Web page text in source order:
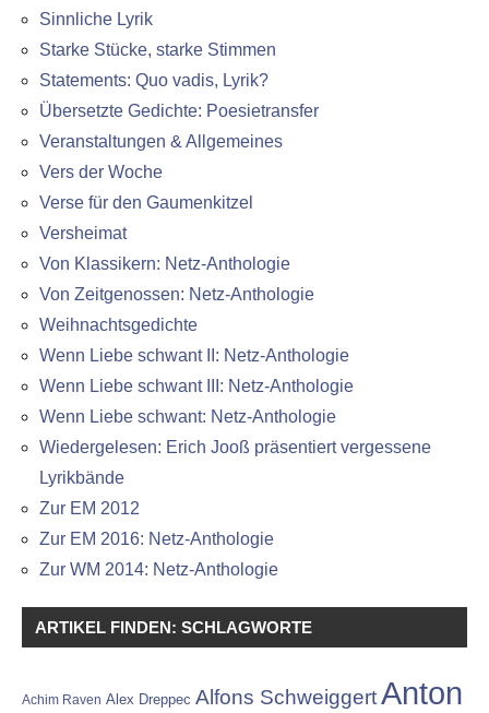
Sinnliche Lyrik
Starke Stücke, starke Stimmen
Statements: Quo vadis, Lyrik?
Übersetzte Gedichte: Poesietransfer
Veranstaltungen & Allgemeines
Vers der Woche
Verse für den Gaumenkitzel
Versheimat
Von Klassikern: Netz-Anthologie
Von Zeitgenossen: Netz-Anthologie
Weihnachtsgedichte
Wenn Liebe schwant II: Netz-Anthologie
Wenn Liebe schwant III: Netz-Anthologie
Wenn Liebe schwant: Netz-Anthologie
Wiedergelesen: Erich Jooß präsentiert vergessene
Lyrikbände
Zur EM 2012
Zur EM 2016: Netz-Anthologie
Zur WM 2014: Netz-Anthologie
ARTIKEL FINDEN: SCHLAGWORTE
Achim Raven Alex Dreppec Alfons SchweiggertAnton